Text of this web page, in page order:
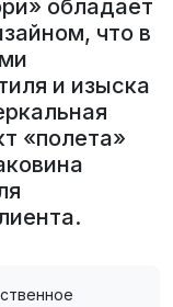
обладает
что в
и изыска
«полета»